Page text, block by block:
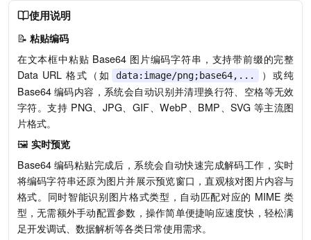
使用说明
📝 粘贴编码
在文本框中粘贴 Base64 图片编码字符串，支持带前缀的完整
Data URL 格式（如
data:image/png;base64,...
）或纯
Base64 编码内容，系统会自动识别并清理换行符、空格等无效
字符。支持 PNG、JPG、GIF、WebP、BMP、SVG 等主流图
片格式。
🖼️ 实时预览
Base64 编码粘贴完成后，系统会自动快速完成解码工作，实时
将编码字符串还原为图片并展示预览窗口，直观核对图片内容与
格式。同时智能识别图片格式类型，自动匹配对应的 MIME 类
型，无需额外手动配置参数，操作简单便捷响应速度快，轻松满
足开发调试、数据解析等各类日常使用需求。